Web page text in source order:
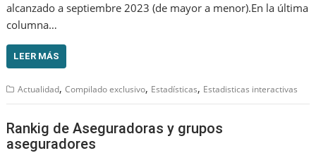
alcanzado a septiembre 2023 (de mayor a menor).En la última
columna…
LEER MÁS
Actualidad,Compilado exclusivo, Estadísticas, Estadisticas interactivas
Rankig de Aseguradoras y grupos
aseguradores